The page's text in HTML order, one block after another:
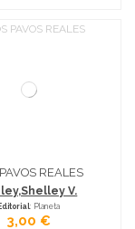
REALES
V.
Editorial: Planeta
3,00 €